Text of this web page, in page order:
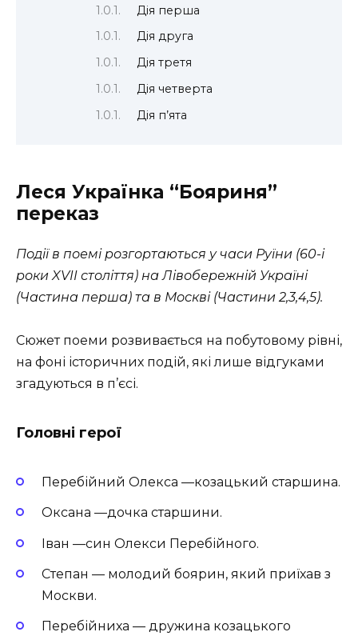
Дія перша
Дія друга
Дія третя
Дія четверта
Дія п’ята
Леся Українка “Бояриня”
переказ
Події в поемі розгортаються у часи Руїни (60-і
роки XVII століття) на Лівобережній Україні
(Частина перша) та в Москві (Частини 2,3,4,5).
Сюжет поеми розвивається на побутовому рівні,
на фоні історичних подій, які лише відгуками
згадуються в п’єсі.
Головні герої
Перебійний Олекса —козацький старшина.
Оксана —дочка старшини.
Іван —син Олекси Перебійного.
Степан — молодий боярин, який приїхав з
Москви.
Перебійниха — дружина козацького